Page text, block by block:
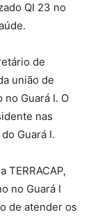
QI 23 no
de
união de
Guará I. O
nas
Guará I.
TERRACAP,
no Guará I
de atender os